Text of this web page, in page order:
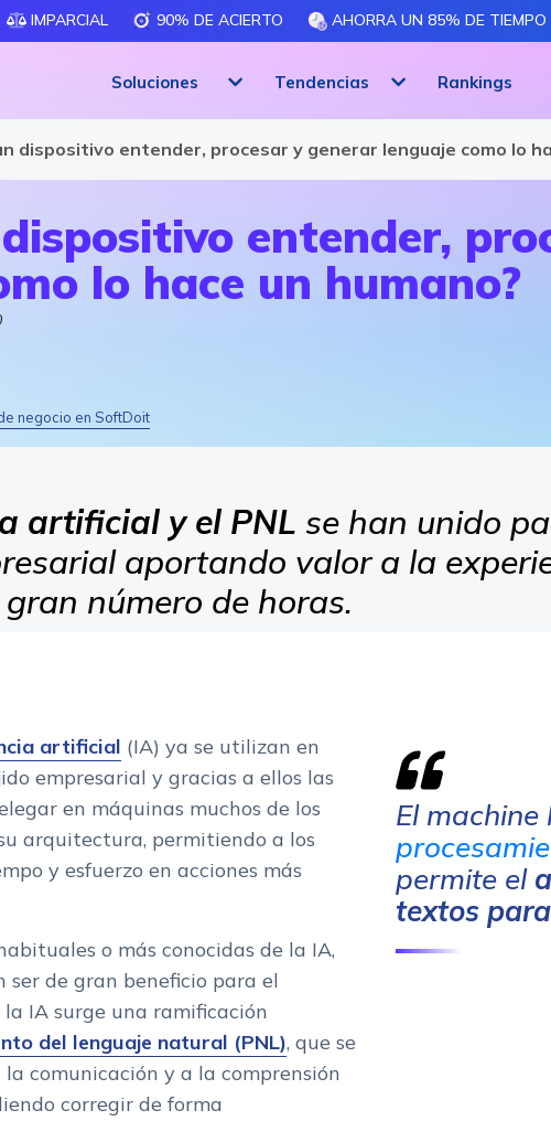
IMPARCIAL 90% DE ACIERTO AHORRA UN 85% DE TIEMPO
Soluciones Tendencias Rankings
y TIC
dispositivo entender, procesar y generar lenguaje como lo
entender,
lo hace un humano?
negocio en SoftDoit
artificial y el PNL se han unido
aportando valor a la
número de horas.
artificial (IA) ya se utilizan en
empresarial y gracias a ellos las
en máquinas muchos de los
arquitectura, permitiendo a los
y esfuerzo en acciones más
o más conocidas de la IA,
ser de gran beneficio para el
IA surge una ramificación
del lenguaje natural (PNL), que se
comunicación y a la comprensión
corregir de forma
El
permite el
textos